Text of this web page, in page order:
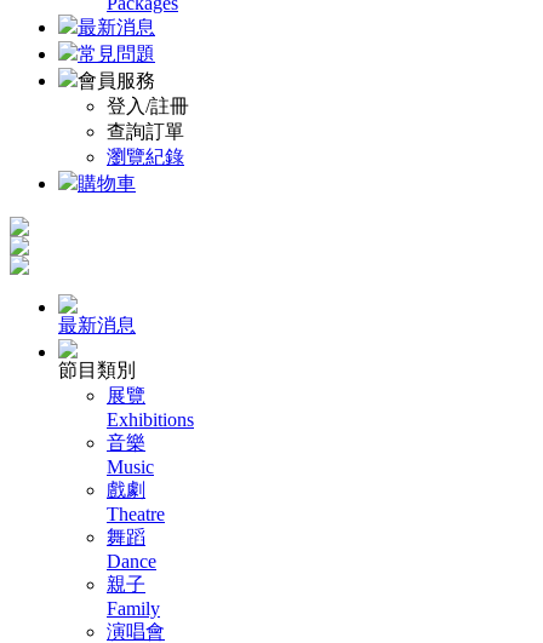
最新消息
常見問題
會員服務
登入/註冊
查詢訂單
瀏覽紀錄
購物車
最新消息
節目類別
展覽
Exhibitions
音樂
Music
戲劇
Theatre
舞蹈
Dance
親子
Family
演唱會